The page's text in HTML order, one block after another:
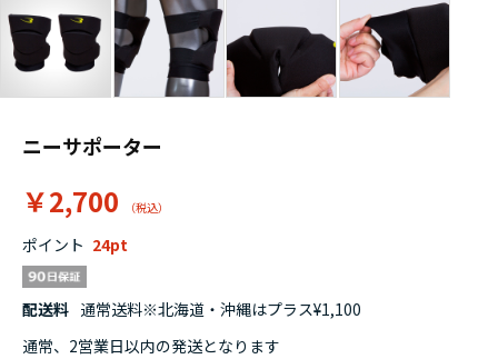
ニーサポーター
￥2,700
ポイント 24
配送料 通常送料※北海道・沖縄はプラス¥1,100
通常、2営業日以内の発送となります